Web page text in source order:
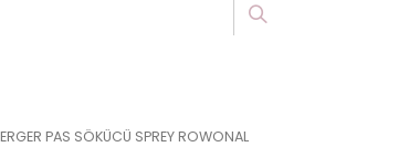
PAS SÖKÜCÜ SPREY ROWONAL